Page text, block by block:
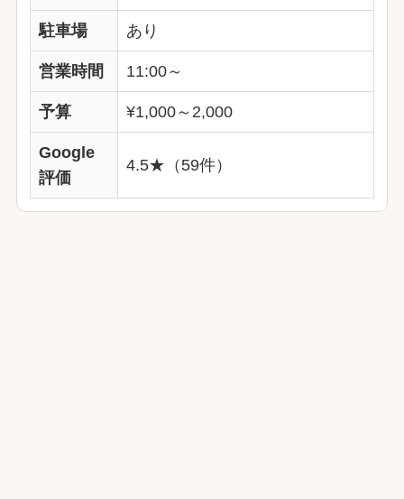
駐車場 あり
営業時間 11:00～
予算 ¥1,000～2,000
Google
評価
4.5★（59件）